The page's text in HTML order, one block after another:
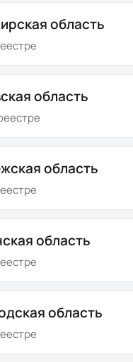
область
область
область
область
область